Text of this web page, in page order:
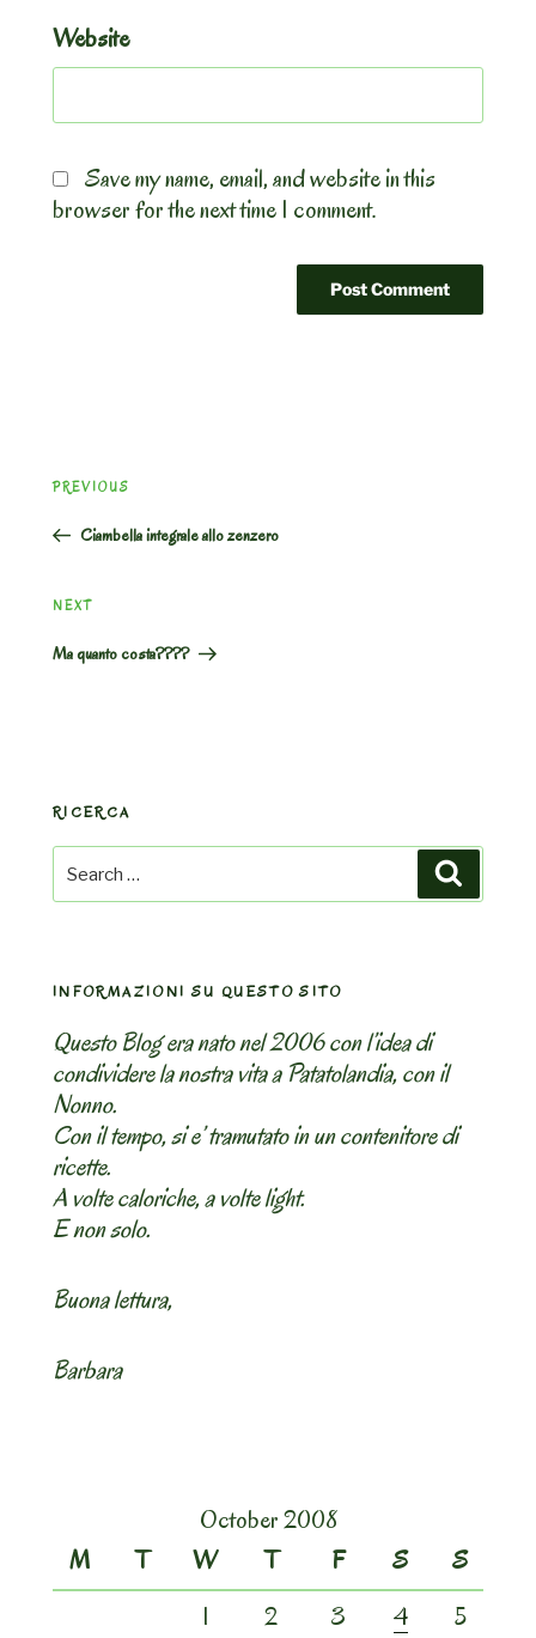
Website
Save my name, email, and website in this
browser for the next time I comment.
navigation
Previous
PREVIOUS
Ciambella integrale allo zenzero
Next
NEXT
Ma quanto costa????
RICERCA
Search
for:
INFORMAZIONI SU QUESTO SITO
Questo Blog era nato nel 2006 con l’idea di
condividere la nostra vita a Patatolandia, con il
Nonno.
Con il tempo, si e’ tramutato in un contenitore di
ricette.
A volte caloriche, a volte light.
E non solo.
Buona lettura,
Barbara
October 2008
M
T W T F S
S
1
2 3 4
5